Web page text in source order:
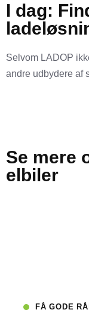
I dag:
Selvom LADOP
andre udbydere af
Se mere
elbiler
FÅ GODE